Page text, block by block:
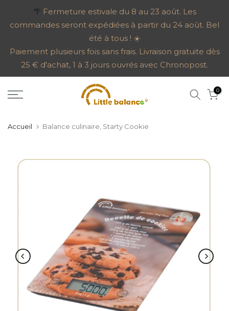
au
🌴 Fermeture estivale du 8 au 23 août. Les
commandes seront expédiées à partir du 24 août. Bel
été à tous ! ☀️
Paiement plusieurs fois sans frais. Livraison gratuite dès
25 € d'achat, 1 à 3 jours ouvrés avec Chronopost.
0
Accueil Balance culinaire, Starty Cookie